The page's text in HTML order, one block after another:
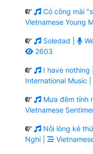
Có công mài
Vietnamese Young
Soledad |
2603
I have nothing |
International Music |
Mưa đêm tỉnh
Vietnamese
Nỗi lòng kẻ
Nghi |